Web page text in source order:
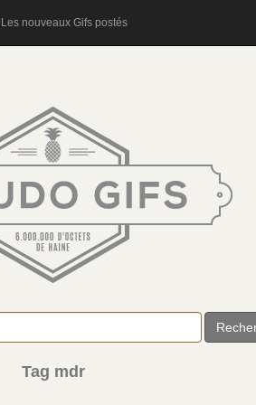
Les nouveaux Gifs postés
Tag mdr